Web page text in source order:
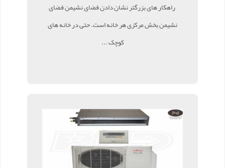
راهکار های بزرگتر نشان دادن فضای نشیمن فضای
نشیمن بخش مرکزی هر خانه است. حتی در خانه های
کوچک ...